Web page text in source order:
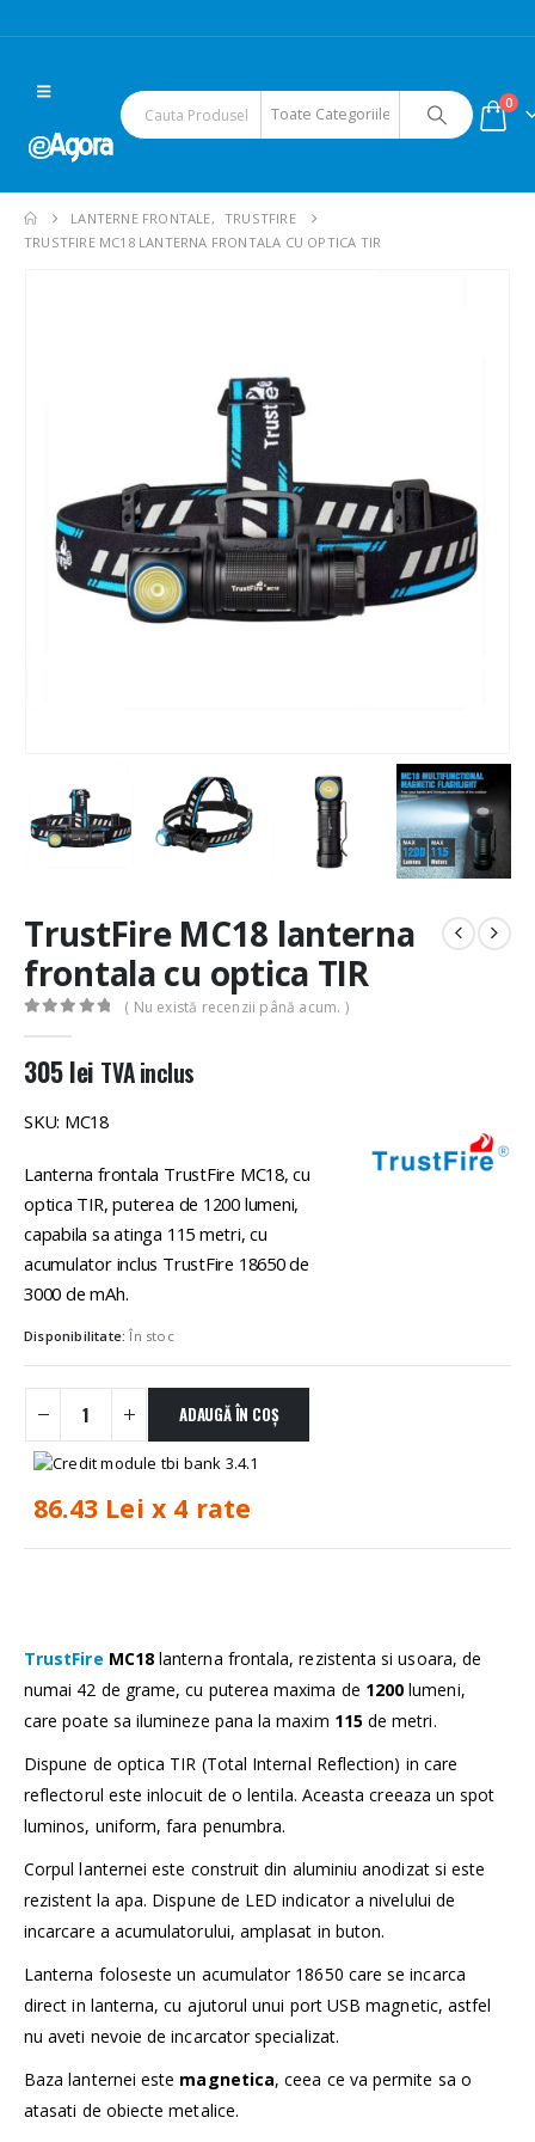
0
LANTERNE FRONTALE, TRUSTFIRE
TRUSTFIRE MC18 LANTERNA FRONTALA CU OPTICA TIR
TrustFire MC18 lanterna
frontala cu optica TIR
( Nu există recenzii până acum. )
305lei TVA inclus
SKU: MC18
Lanterna frontala TrustFire MC18, cu
optica TIR, puterea de 1200 lumeni,
capabila sa atinga 115 metri, cu
acumulator inclus TrustFire 18650 de
3000 de mAh.
Disponibilitate:În stoc
ADAUGĂ ÎN COȘ
86.43 Lei x 4 rate
TrustFire MC18lanterna frontala, rezistenta si usoara, de
numai 42 de grame, cu puterea maxima de 1200 lumeni,
care poate sa ilumineze pana la maxim 115de metri.
Dispune de optica TIR (Total Internal Reflection) in care
reflectorul este inlocuit de o lentila. Aceasta creeaza un spot
luminos, uniform, fara penumbra.
Corpul lanternei este construit din aluminiu anodizat si este
rezistent la apa. Dispune de LED indicator a nivelului de
incarcare a acumulatorului, amplasat in buton.
Lanterna foloseste un acumulator 18650 care se incarca
direct in lanterna, cu ajutorul unui port USB magnetic, astfel
nu aveti nevoie de incarcator specializat.
Baza lanternei este magnetica, ceea ce va permite sa o
atasati de obiecte metalice.